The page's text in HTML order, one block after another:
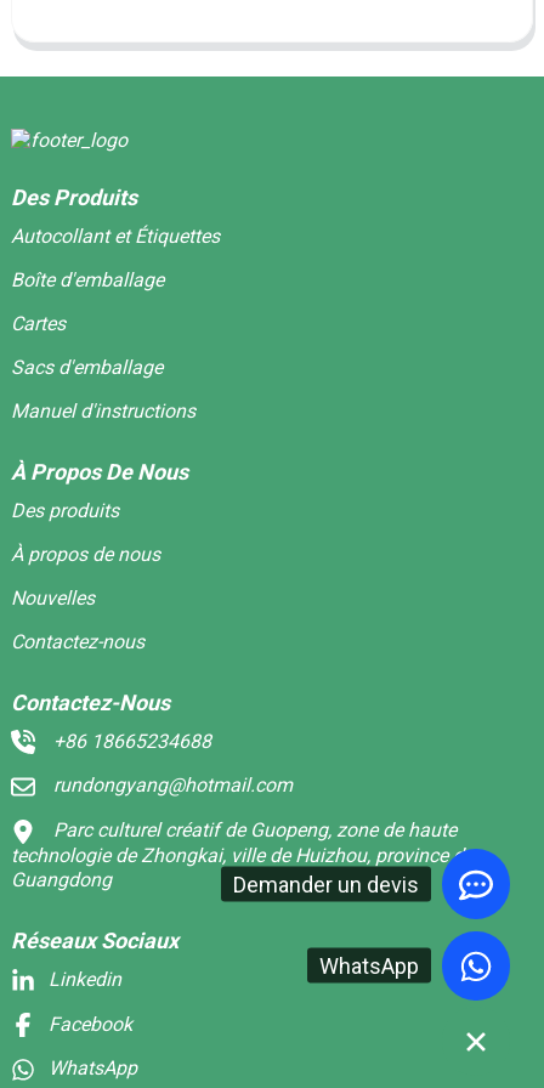
Demander un devis
WhatsApp
Des Produits
Autocollant et Étiquettes
Boîte d'emballage
Cartes
Sacs d'emballage
Manuel d'instructions
À Propos De Nous
Des produits
À propos de nous
Nouvelles
Contactez-nous
Contactez-Nous
+86 18665234688
rundongyang@hotmail.com
Parc culturel créatif de Guopeng, zone de haute
technologie de Zhongkai, ville de Huizhou, province du
Guangdong
Réseaux Sociaux
Linkedin
Facebook
WhatsApp